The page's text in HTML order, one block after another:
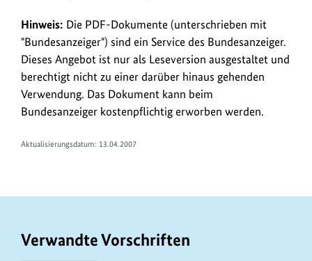
L
i
n
k
s
Hinweis: Die PDF-Dokumente (unterschrieben mit
"Bundesanzeiger") sind ein Service des Bundesanzeiger.
Dieses Angebot ist nur als Leseversion ausgestaltet und
berechtigt nicht zu einer darüber hinaus gehenden
Verwendung. Das Dokument kann beim
Bundesanzeiger kostenpflichtig erworben werden.
Aktualisierungsdatum: 13.04.2007
Verwandte Vorschriften